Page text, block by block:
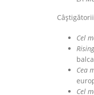
Cel
Cea
Cel